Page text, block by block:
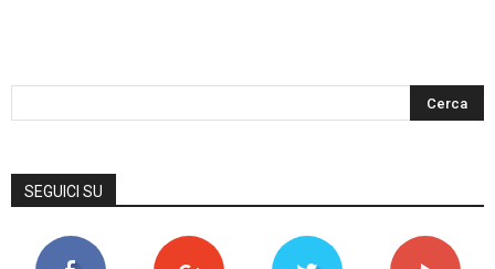
SEGUICI SU